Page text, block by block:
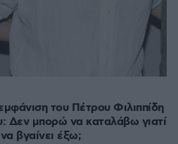
του Πέτρου Φιλιππίδη
Δεν μπορώ να καταλάβω γιατί
βγαίνει έξω;